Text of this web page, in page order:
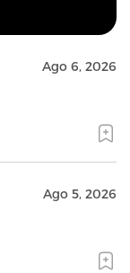
Ago 6, 2026
Ago 5, 2026